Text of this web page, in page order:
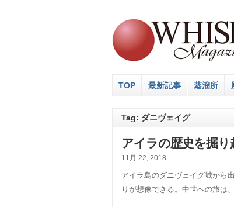
TOP 最新記事 蒸溜所
Tag: ダニヴェイグ
アイラの歴史を掘り
11月 22, 2018
アイラ島のダニヴェイグ城から
りが想像できる。中世への旅は